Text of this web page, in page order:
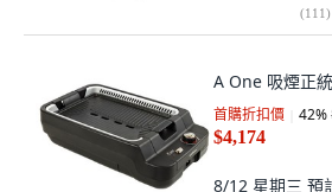
(111)
A One 吸煙正
首購折扣價 42%
$4,174
8/12 星期三 預